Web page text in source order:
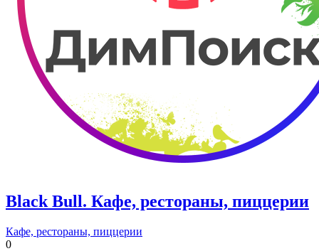
Black Bull. Кафе, рестораны, пиццерии
Кафе, рестораны, пиццерии
0